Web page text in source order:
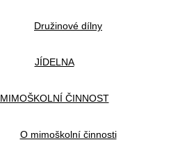
Družinové dílny
JÍDELNA
MIMOŠKOLNÍ ČINNOST
O mimoškolní činnosti